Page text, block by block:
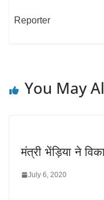
Reporter
You May
मंत्री भेंड़िया ने
July 6, 2020